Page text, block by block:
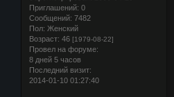
Приглашений: 0
Сообщений: 7482
Пол: Женский
Возраст: 46 [1979-08-22]
Провел на форуме:
8 дней 5 часов
Последний визит:
2014-01-10 01:27:40